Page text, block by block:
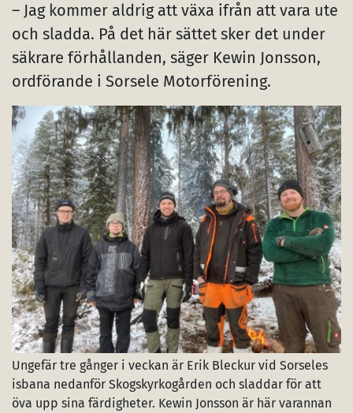
– Jag kommer aldrig att växa ifrån att vara ute
och sladda. På det här sättet sker det under
säkrare förhållanden, säger Kewin Jonsson,
ordförande i Sorsele Motorförening.
Ungefär tre gånger i veckan är Erik Bleckur vid Sorseles
isbana nedanför Skogskyrkogården och sladdar för att
öva upp sina färdigheter. Kewin Jonsson är här varannan